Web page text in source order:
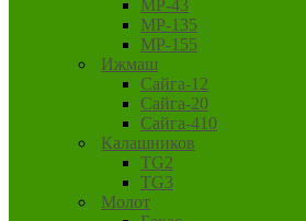
MP-43
MP-135
MP-155
Ижмаш
Сайга-12
Сайга-20
Сайга-410
Калашников
TG2
TG3
Молот